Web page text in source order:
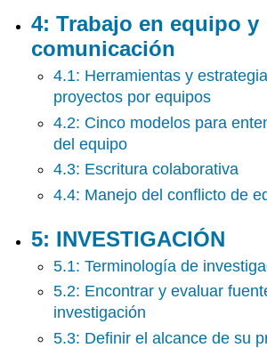
Conceptos
básicos
de
escritura
Índice
4: Trabajo en equipo y
comunicación
4.1: Herramientas y
proyectos por equipos
4.2: Cinco modelos para
del equipo
4.3: Escritura colaborativa
4.4: Manejo del conflicto de
5: INVESTIGACIÓN
5.1: Terminología de
5.2: Encontrar y evaluar
investigación
5.3: Definir el alcance de su